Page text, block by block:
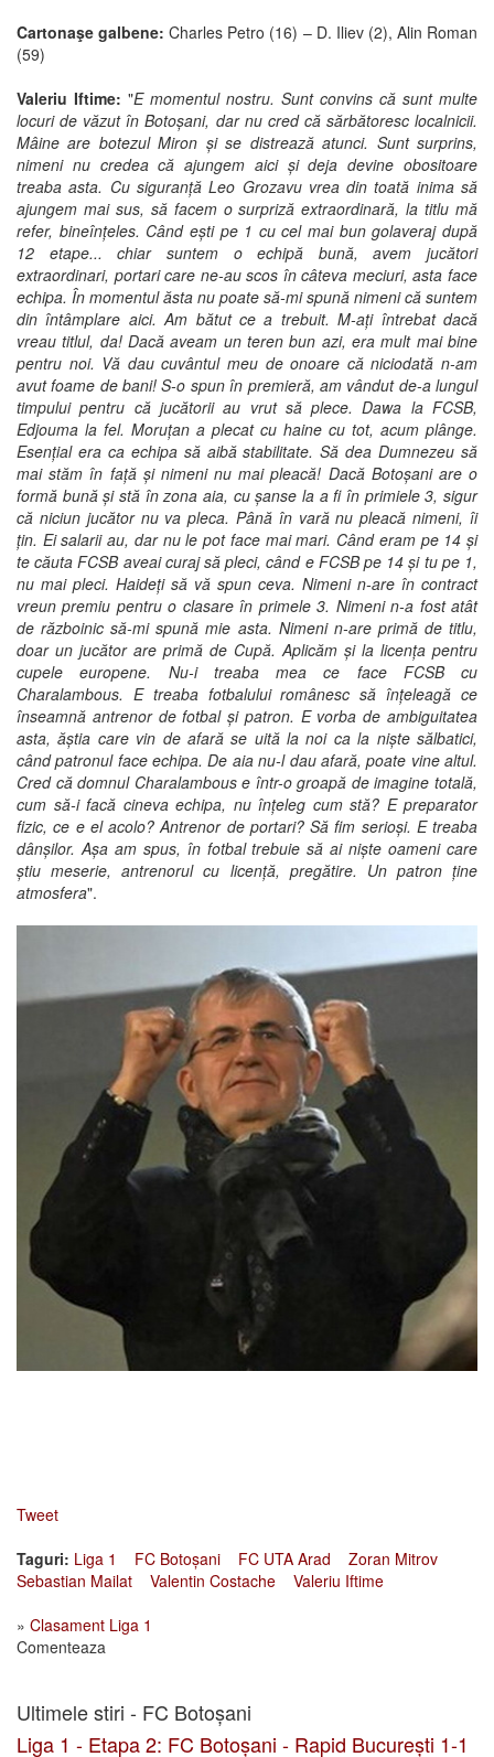
Cartonaşe galbene: Charles Petro (16) – D. Iliev (2), Alin Roman
(59)
Valeriu Iftime: "E momentul nostru. Sunt convins că sunt multe
locuri de văzut în Botoșani, dar nu cred că sărbătoresc localnicii.
Mâine are botezul Miron și se distrează atunci. Sunt surprins,
nimeni nu credea că ajungem aici și deja devine obositoare
treaba asta. Cu siguranță Leo Grozavu vrea din toată inima să
ajungem mai sus, să facem o surpriză extraordinară, la titlu mă
refer, bineînțeles. Când ești pe 1 cu cel mai bun golaveraj după
12 etape... chiar suntem o echipă bună, avem jucători
extraordinari, portari care ne-au scos în câteva meciuri, asta face
echipa. În momentul ăsta nu poate să-mi spună nimeni că suntem
din întâmplare aici. Am bătut ce a trebuit. M-ați întrebat dacă
vreau titlul, da! Dacă aveam un teren bun azi, era mult mai bine
pentru noi. Vă dau cuvântul meu de onoare că niciodată n-am
avut foame de bani! S-o spun în premieră, am vândut de-a lungul
timpului pentru că jucătorii au vrut să plece. Dawa la FCSB,
Edjouma la fel. Moruțan a plecat cu haine cu tot, acum plânge.
Esențial era ca echipa să aibă stabilitate. Să dea Dumnezeu să
mai stăm în față și nimeni nu mai pleacă! Dacă Botoșani are o
formă bună și stă în zona aia, cu șanse la a fi în primiele 3, sigur
că niciun jucător nu va pleca. Până în vară nu pleacă nimeni, îi
țin. Ei salarii au, dar nu le pot face mai mari. Când eram pe 14 și
te căuta FCSB aveai curaj să pleci, când e FCSB pe 14 și tu pe 1,
nu mai pleci. Haideți să vă spun ceva. Nimeni n-are în contract
vreun premiu pentru o clasare în primele 3. Nimeni n-a fost atât
de războinic să-mi spună mie asta. Nimeni n-are primă de titlu,
doar un jucător are primă de Cupă. Aplicăm și la licența pentru
cupele europene. Nu-i treaba mea ce face FCSB cu
Charalambous. E treaba fotbalului românesc să înțeleagă ce
înseamnă antrenor de fotbal și patron. E vorba de ambiguitatea
asta, ăștia care vin de afară se uită la noi ca la niște sălbatici,
când patronul face echipa. De aia nu-l dau afară, poate vine altul.
Cred că domnul Charalambous e într-o groapă de imagine totală,
cum să-i facă cineva echipa, nu înțeleg cum stă? E preparator
fizic, ce e el acolo? Antrenor de portari? Să fim serioși. E treaba
dânșilor. Așa am spus, în fotbal trebuie să ai niște oameni care
știu meserie, antrenorul cu licență, pregătire. Un patron ține
atmosfera".
Tweet
Taguri: Liga 1 FC Botoșani FC UTA Arad
Zoran Mitrov
Sebastian Mailat
Valentin Costache
Valeriu Iftime
» Clasament Liga 1
Comenteaza
Ultimele stiri - FC Botoșani
Liga 1 - Etapa 2: FC Botoșani - Rapid București 1-1